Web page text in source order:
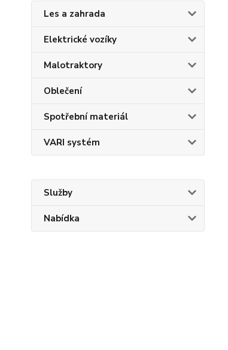
Les a zahrada
Elektrické vozíky
Malotraktory
Oblečení
Spotřební materiál
VARI systém
Služby
Nabídka